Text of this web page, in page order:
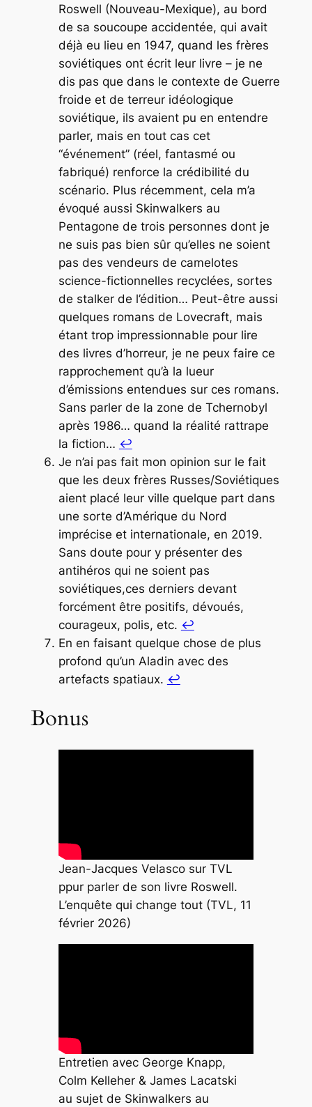
Roswell (Nouveau-Mexique), au bord
de sa soucoupe accidentée, qui avait
déjà eu lieu en 1947, quand les frères
soviétiques ont écrit leur livre – je ne
dis pas que dans le contexte de Guerre
froide et de terreur idéologique
soviétique, ils avaient pu en entendre
parler, mais en tout cas cet
“événement” (réel, fantasmé ou
fabriqué) renforce la crédibilité du
scénario. Plus récemment, cela m’a
évoqué aussi Skinwalkers au
Pentagone de trois personnes dont je
ne suis pas bien sûr qu’elles ne soient
pas des vendeurs de camelotes
science-fictionnelles recyclées, sortes
de stalker de l’édition… Peut-être aussi
quelques romans de Lovecraft, mais
étant trop impressionnable pour lire
des livres d’horreur, je ne peux faire ce
rapprochement qu’à la lueur
d’émissions entendues sur ces romans.
Sans parler de la zone de Tchernobyl
après 1986… quand la réalité rattrape
la fiction… ↩︎
Je n’ai pas fait mon opinion sur le fait
que les deux frères Russes/Soviétiques
aient placé leur ville quelque part dans
une sorte d’Amérique du Nord
imprécise et internationale, en 2019.
Sans doute pour y présenter des
antihéros qui ne soient pas
soviétiques,ces derniers devant
forcément être positifs, dévoués,
courageux, polis, etc. ↩︎
En en faisant quelque chose de plus
profond qu’un Aladin avec des
artefacts spatiaux. ↩︎
Bonus
Jean-Jacques Velasco sur TVL
ppur parler de son livre Roswell.
L’enquête qui change tout(TVL, 11
février 2026)
Entretien avec George Knapp,
Colm Kelleher & James Lacatski
au sujet de Skinwalkers au